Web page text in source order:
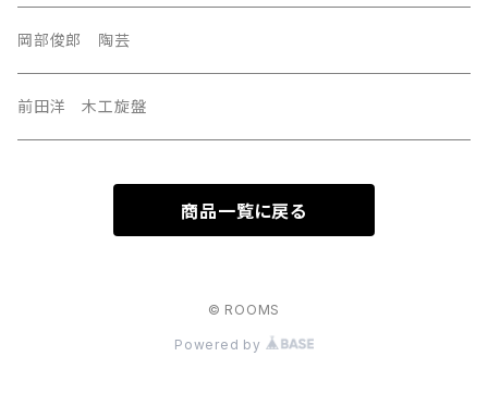
岡部俊郎 陶芸
前田洋 木工旋盤
商品一覧に戻る
© ROOMS
Powered by